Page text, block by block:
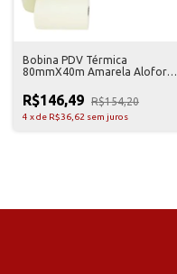
Bobina PDV Térmica
80mmX40m Amarela Aloform
R$146,49 R$154,20
4 xde R$36,62 sem juros